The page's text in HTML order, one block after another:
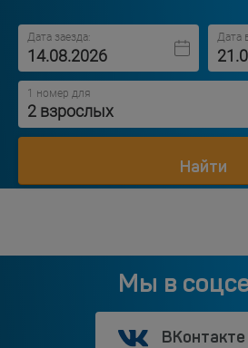
Дата заезда: Дата
1 номер для
2 взрослых
Найти
Мы в
ВКонтакте